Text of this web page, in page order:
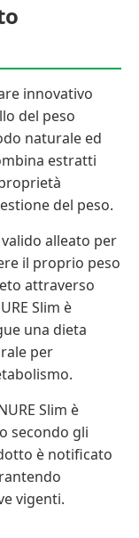
innovativo
del peso
naturale ed
estratti
del peso.
alleato per
il proprio peso
attraverso
Slim è
una dieta
per
Slim è
secondo gli
è notificato
vigenti.